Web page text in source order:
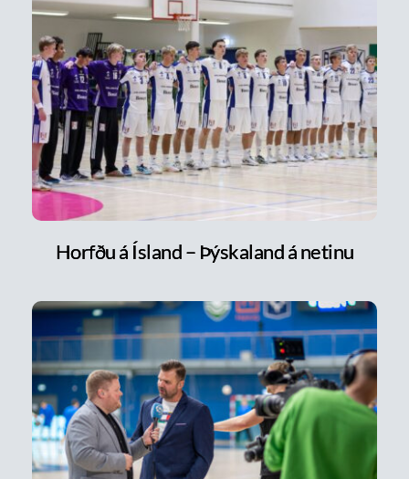
Horfðu á Ísland – Þýskaland á netinu